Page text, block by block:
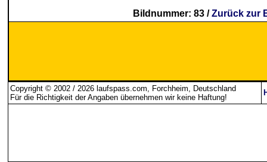
Bildnummer: 83 /Zurück zur
Copyright © 2002 / 2026 laufspass.com, Forchheim, Deutschland
Für die Richtigkeit der Angaben übernehmen wir keine Haftung!